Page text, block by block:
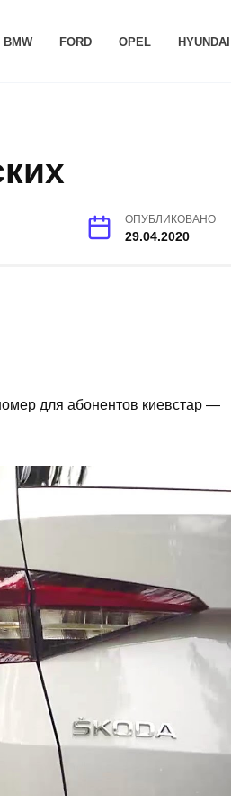
BMW FORD OPEL HYUNDAI
ОПУБЛИКОВАНО
29.04.2020
для абонентов киевстар —